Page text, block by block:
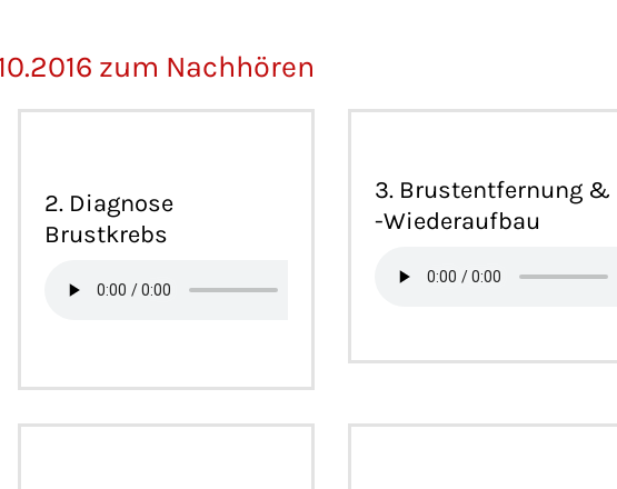
zum Nachhören
2. Diagnose
Brustkrebs
3. Brustentfernung &
-Wiederaufbau